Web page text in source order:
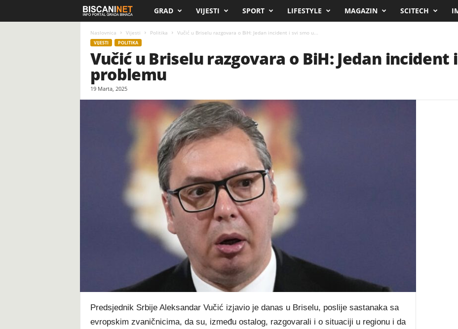
i
c
e
t
GRAD VIJESTI SPORT LIFESTYLE MAGAZIN SCITECH
Naslovnica Vijesti Politika Vučić u Briselu razgovara o BiH: Jedan incident i svi smo u...
VIJESTI POLITIKA
Vučić u Briselu razgovara o BiH: Jedan incident
problemu
19 Marta, 2025
Predsjednik Srbije Aleksandar Vučić izjavio je danas u Briselu, poslije sastanaka sa
evropskim zvaničnicima, da su, između ostalog, razgovarali i o situaciji u regionu i da